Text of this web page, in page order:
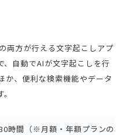
両方が行える文字起こしアプ
、自動でAIが文字起こしを行
か、便利な検索機能やデータ
時間（※月額・年額プランの場